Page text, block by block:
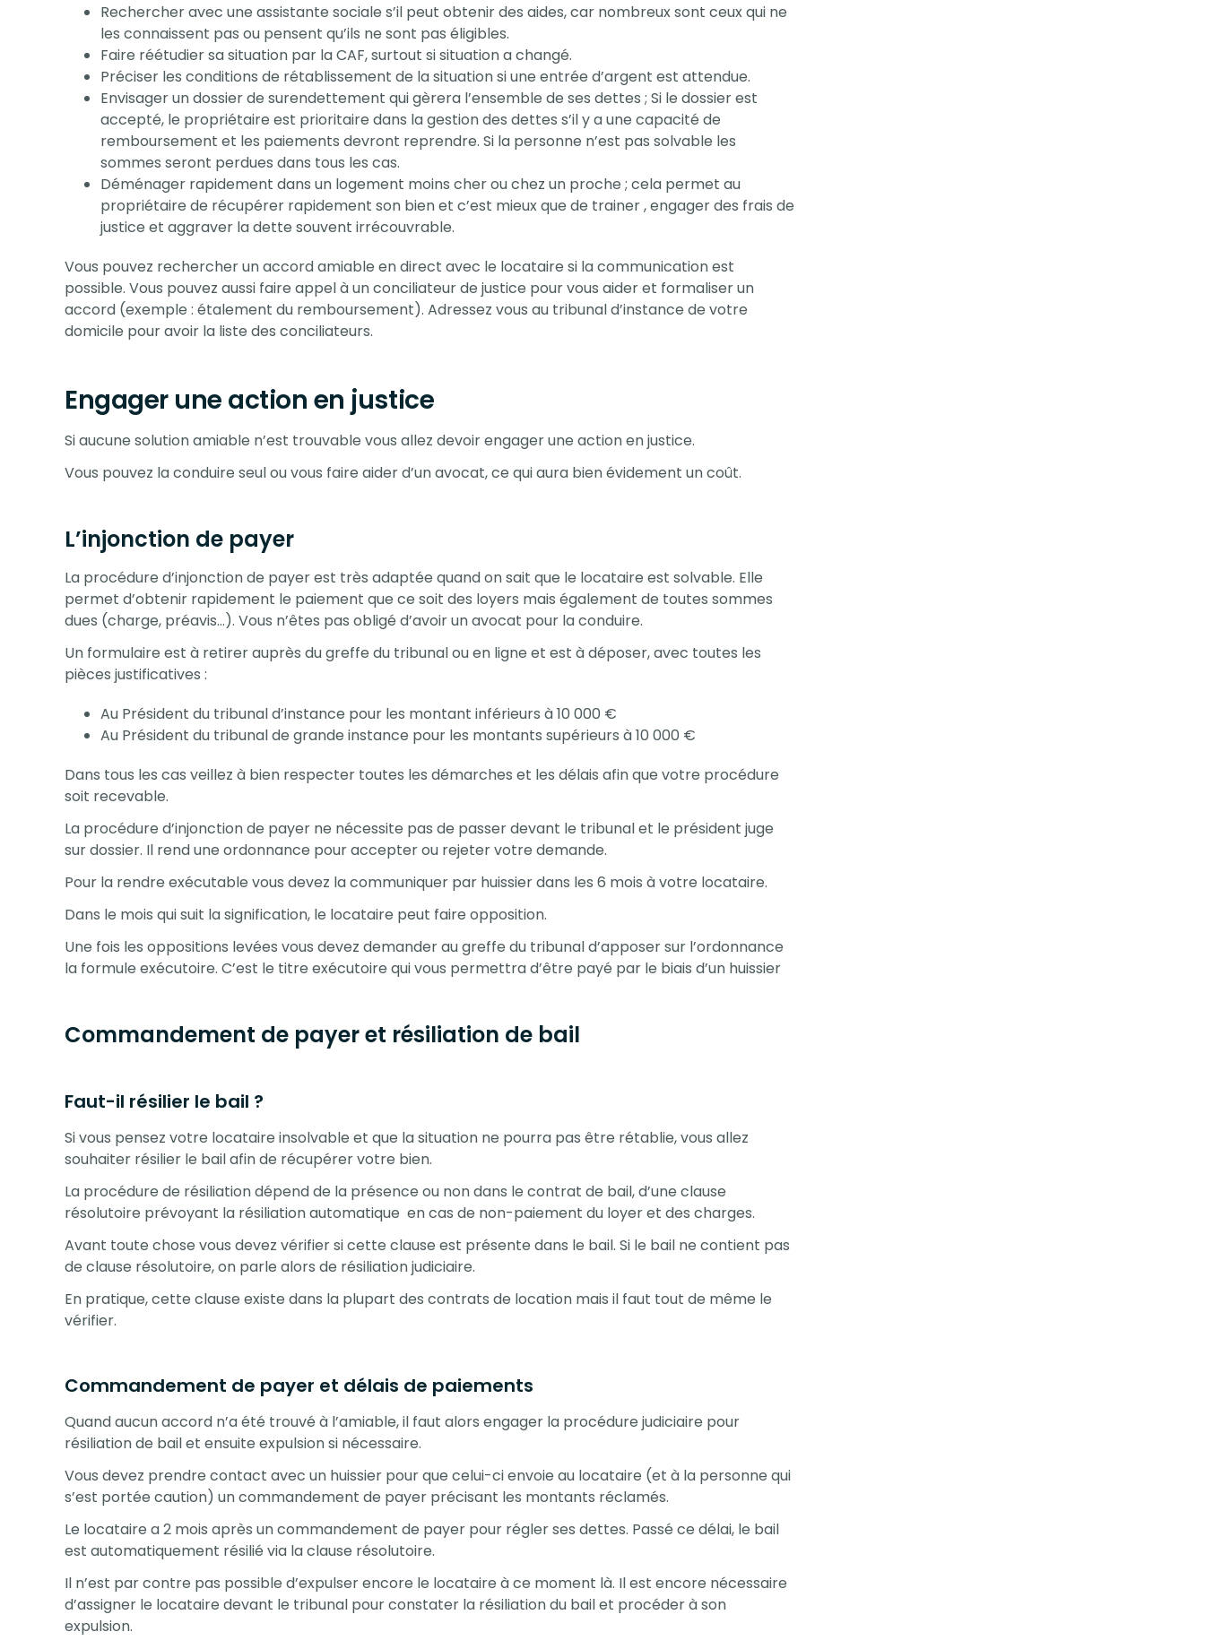
Rechercher avec une assistante sociale s’il peut obtenir des aides, car nombreux sont ceux qui ne
les connaissent pas ou pensent qu’ils ne sont pas éligibles.
Faire réétudier sa situation par la CAF, surtout si situation a changé.
Préciser les conditions de rétablissement de la situation si une entrée d’argent est attendue.
Envisager un dossier de surendettement qui gèrera l’ensemble de ses dettes ; Si le dossier est
accepté, le propriétaire est prioritaire dans la gestion des dettes s’il y a une capacité de
remboursement et les paiements devront reprendre. Si la personne n’est pas solvable les
sommes seront perdues dans tous les cas.
Déménager rapidement dans un logement moins cher ou chez un proche ; cela permet au
propriétaire de récupérer rapidement son bien et c’est mieux que de trainer , engager des frais de
justice et aggraver la dette souvent irrécouvrable.
Vous pouvez rechercher un accord amiable en direct avec le locataire si la communication est
possible. Vous pouvez aussi faire appel à un conciliateur de justice pour vous aider et formaliser un
accord (exemple : étalement du remboursement). Adressez vous au tribunal d’instance de votre
domicile pour avoir la liste des conciliateurs.
Engager une action en justice
Si aucune solution amiable n’est trouvable vous allez devoir engager une action en justice.
Vous pouvez la conduire seul ou vous faire aider d’un avocat, ce qui aura bien évidement un coût.
L’injonction de payer
La procédure d’injonction de payer est très adaptée quand on sait que le locataire est solvable. Elle
permet d’obtenir rapidement le paiement que ce soit des loyers mais également de toutes sommes
dues (charge, préavis…). Vous n’êtes pas obligé d’avoir un avocat pour la conduire.
Un formulaire est à retirer auprès du greffe du tribunal ou en ligne et est à déposer, avec toutes les
pièces justificatives :
Au Président du tribunal d’instance pour les montant inférieurs à 10 000 €
Au Président du tribunal de grande instance pour les montants supérieurs à 10 000 €
Dans tous les cas veillez à bien respecter toutes les démarches et les délais afin que votre procédure
soit recevable.
La procédure d’injonction de payer ne nécessite pas de passer devant le tribunal et le président juge
sur dossier. Il rend une ordonnance pour accepter ou rejeter votre demande.
Pour la rendre exécutable vous devez la communiquer par huissier dans les 6 mois à votre locataire.
Dans le mois qui suit la signification, le locataire peut faire opposition.
Une fois les oppositions levées vous devez demander au greffe du tribunal d’apposer sur l’ordonnance
la formule exécutoire. C’est le titre exécutoire qui vous permettra d’être payé par le biais d’un huissier
Commandement de payer et résiliation de bail
Faut-il résilier le bail ?
Si vous pensez votre locataire insolvable et que la situation ne pourra pas être rétablie, vous allez
souhaiter résilier le bail afin de récupérer votre bien.
La procédure de résiliation dépend de la présence ou non dans le contrat de bail, d’une clause
résolutoire prévoyant la résiliation automatique en cas de non-paiement du loyer et des charges.
Avant toute chose vous devez vérifier si cette clause est présente dans le bail. Si le bail ne contient pas
de clause résolutoire, on parle alors de résiliation judiciaire.
En pratique, cette clause existe dans la plupart des contrats de location mais il faut tout de même le
vérifier.
Commandement de payer et délais de paiements
Quand aucun accord n’a été trouvé à l’amiable, il faut alors engager la procédure judiciaire pour
résiliation de bail et ensuite expulsion si nécessaire.
Vous devez prendre contact avec un huissier pour que celui-ci envoie au locataire (et à la personne qui
s’est portée caution) un commandement de payer précisant les montants réclamés.
Le locataire a 2 mois après un commandement de payer pour régler ses dettes. Passé ce délai, le bail
est automatiquement résilié via la clause résolutoire.
Il n’est par contre pas possible d’expulser encore le locataire à ce moment là. Il est encore nécessaire
d’assigner le locataire devant le tribunal pour constater la résiliation du bail et procéder à son
expulsion.